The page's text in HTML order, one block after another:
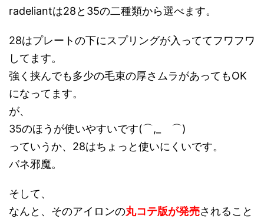
radeliantは28と35の二種類から選べます。
28はプレートの下にスプリングが入っててフワフワ
してます。
強く挟んでも多少の毛束の厚さムラがあってもOK
になってます。
が、
35のほうが使いやすいです(⌒,_ゝ⌒)
っていうか、28はちょっと使いにくいです。
バネ邪魔。
そして、
なんと、そのアイロンの丸コテ版が発売されること